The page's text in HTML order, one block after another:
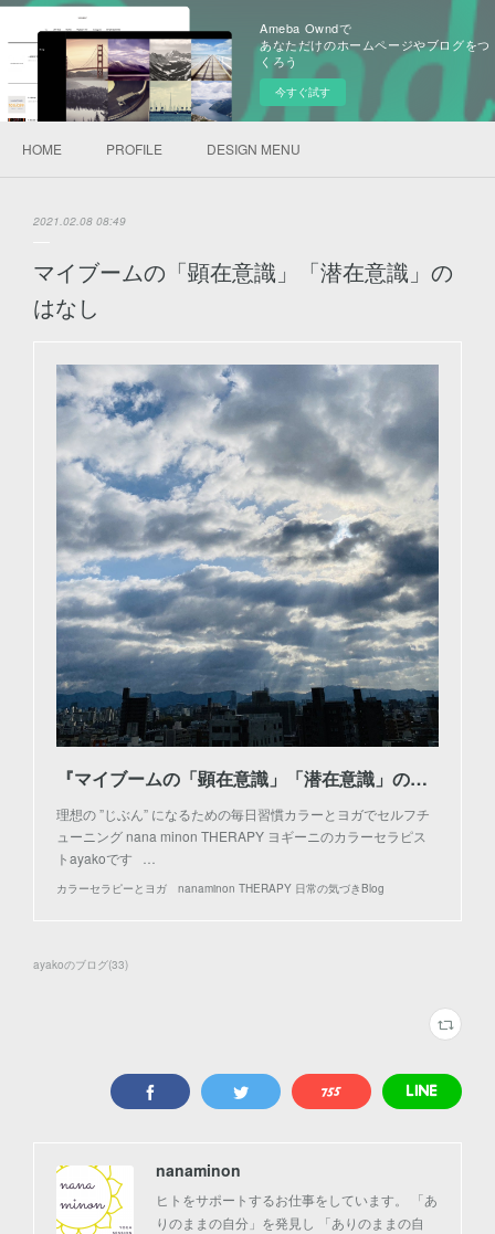
Ameba Owndで
あなただけのホームページやブログをつ
くろう
今すぐ試す
HOME PROFILE DESIGN MENU
2021.02.08 08:49
マイブームの「顕在意識」「潜在意識」の
はなし
『マイブームの「顕在意識」「潜在意識」のはなし』
理想の ”じぶん” になるための毎日習慣カラーとヨガでセルフチ
ューニング nana minon THERAPY ヨギーニのカラーセラピス
トayakoです …
カラーセラピーとヨガ nanaminon THERAPY 日常の気づきBlog
ayakoのブログ(33)
nanaminon
ヒトをサポートするお仕事をしています。 「あ
りのままの自分」を発見し 「ありのままの自